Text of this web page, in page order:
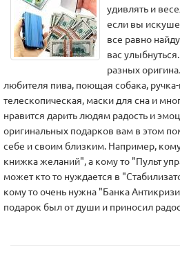
удивлять и
если вы
все равно
вас
разных
любителя пива, поющая собака,
телескопическая, маски для сна и
нравится дарить людям радость и
оригинальных подарков вам в этом
себе и своим близким. Например,
книжка желаний", а кому то "Пульт
может кто то нуждается в
кому то очень нужна "Банка
подарок был от души и приносил